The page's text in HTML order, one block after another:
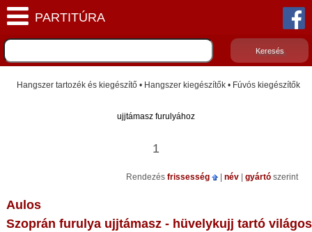
Hangszer tartozék és kiegészítő • Hangszer kiegészítők • Fúvós kiegészítők
ujjtámasz furulyához
1
Rendezés frissesség név gyártó szerint
Aulos
Szoprán furulya ujjtámasz - hüvelykujj tartó világos